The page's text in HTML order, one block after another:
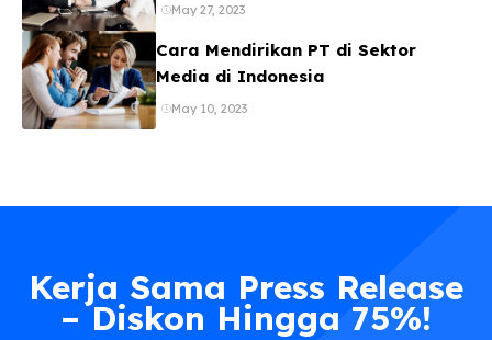
May 27, 2023
Cara Mendirikan PT di Sektor
Media di Indonesia
May 10, 2023
Kerja Sama Press Release
– Diskon Hingga 75%!